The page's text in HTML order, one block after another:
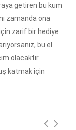
getiren bu kum
zamanda ona
zarif bir hediye
bu el
olacaktır.
katmak için